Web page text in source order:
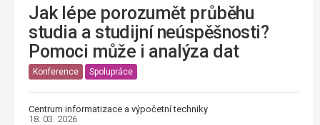
Jak lépe porozumět průběhu
studia a studijní neúspěšnosti?
Pomoci může i analýza dat
Konference Spolupráce
Centrum informatizace a výpočetní techniky
18. 03. 2026